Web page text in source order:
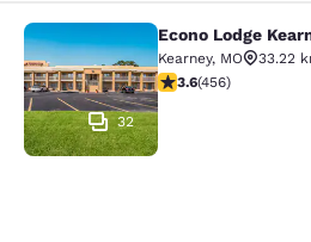
Econo Lodge
32
Econo Lodge
Kearney, MO
33.22
3.56 étoiles. Bien. 456
3.6(456)